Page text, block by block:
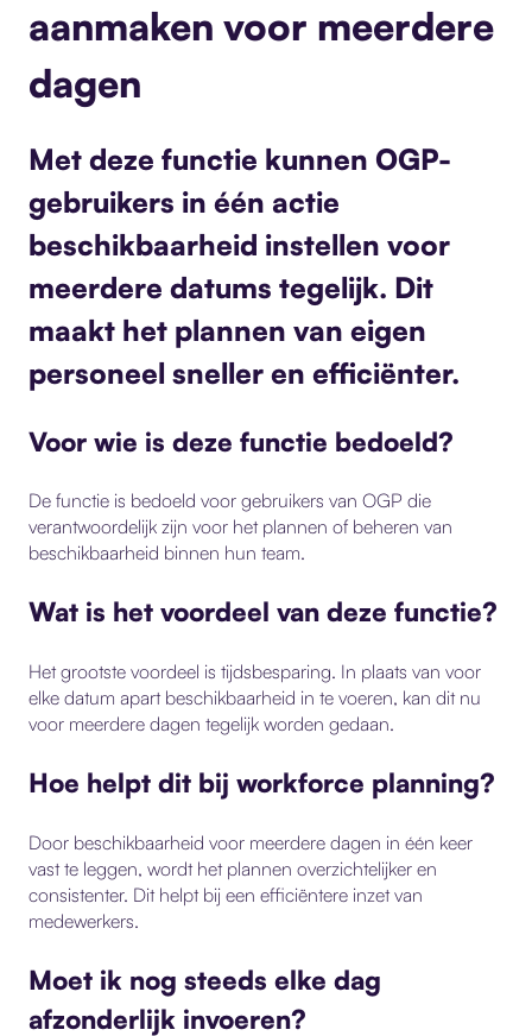
aanmaken voor meerdere
dagen
Met deze functie kunnen OGP-
gebruikers in één actie
beschikbaarheid instellen voor
meerdere datums tegelijk. Dit
maakt het plannen van eigen
personeel sneller en efficiënter.
Voor wie is deze functie bedoeld?
De functie is bedoeld voor gebruikers van OGP die
verantwoordelijk zijn voor het plannen of beheren van
beschikbaarheid binnen hun team.
Wat is het voordeel van deze functie?
Het grootste voordeel is tijdsbesparing. In plaats van voor
elke datum apart beschikbaarheid in te voeren, kan dit nu
voor meerdere dagen tegelijk worden gedaan.
Hoe helpt dit bij workforce planning?
Door beschikbaarheid voor meerdere dagen in één keer
vast te leggen, wordt het plannen overzichtelijker en
consistenter. Dit helpt bij een efficiëntere inzet van
medewerkers.
Moet ik nog steeds elke dag
afzonderlijk invoeren?